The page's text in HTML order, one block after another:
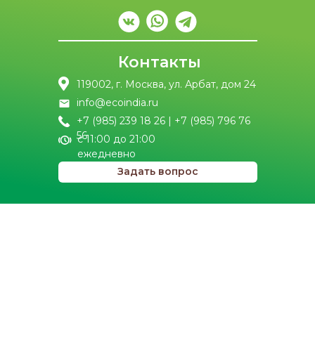
Контакты
119002, г. Москва, ул. Арбат, дом 24
info@ecoindia.ru
Задать вопрос
с 11:00 до 21:00
ежедневно
+7 (985) 239 18 26 | +7 (985) 796 76
56